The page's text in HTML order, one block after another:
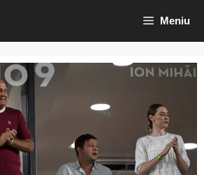
Meniu